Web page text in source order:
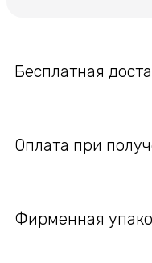
Бесплатная
Оплата при
Фирменная